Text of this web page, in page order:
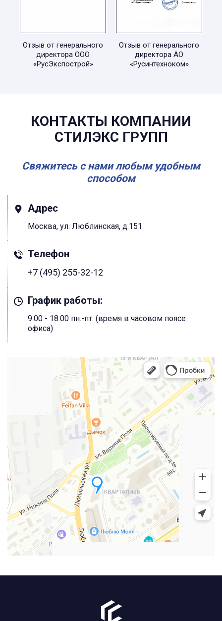
Отзыв от генерального
директора ООО
«РусЭкспострой»
Отзыв от генерального
директора АО
«Русинтехноком»
КОНТАКТЫ КОМПАНИИ
СТИЛЭКС ГРУПП
Свяжитесь с нами любым удобным
способом
Адрес
Москва, ул. Люблинская, д.151
Телефон
+7 (495) 255-32-12
График работы:
9.00 - 18.00 пн.-пт. (время в часовом поясе
офиса)